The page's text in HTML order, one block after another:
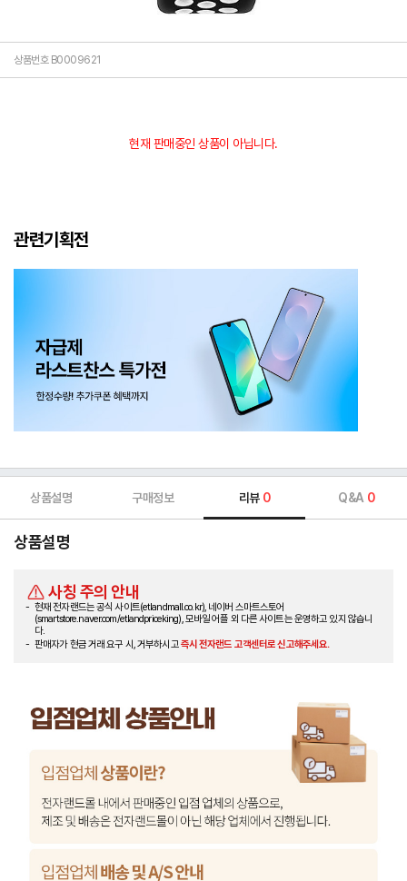
상품번호 B0009621
현재 판매중인 상품이 아닙니다.
관련기획전
상품설명 구매정보 리뷰 0 Q&A 0
상품설명
사칭 주의 안내
현재 전자랜드는 공식 사이트(etlandmall.co.kr), 네이버 스마트스토어
(smartstore.naver.com/etlandpriceking), 모바일 어플 외 다른 사이트는 운영하고 있지 않습니
다.
판매자가 현금 거래 요구 시, 거부하시고즉시 전자랜드 고객센터로 신고해주세요.